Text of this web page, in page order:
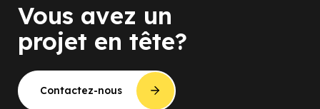
Vous avez un
projet en tête?
Contactez-nous